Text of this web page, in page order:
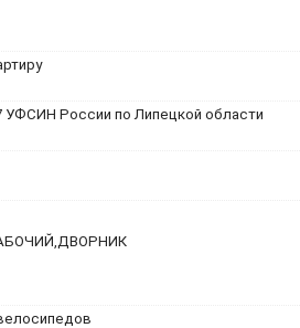
России по Липецкой области